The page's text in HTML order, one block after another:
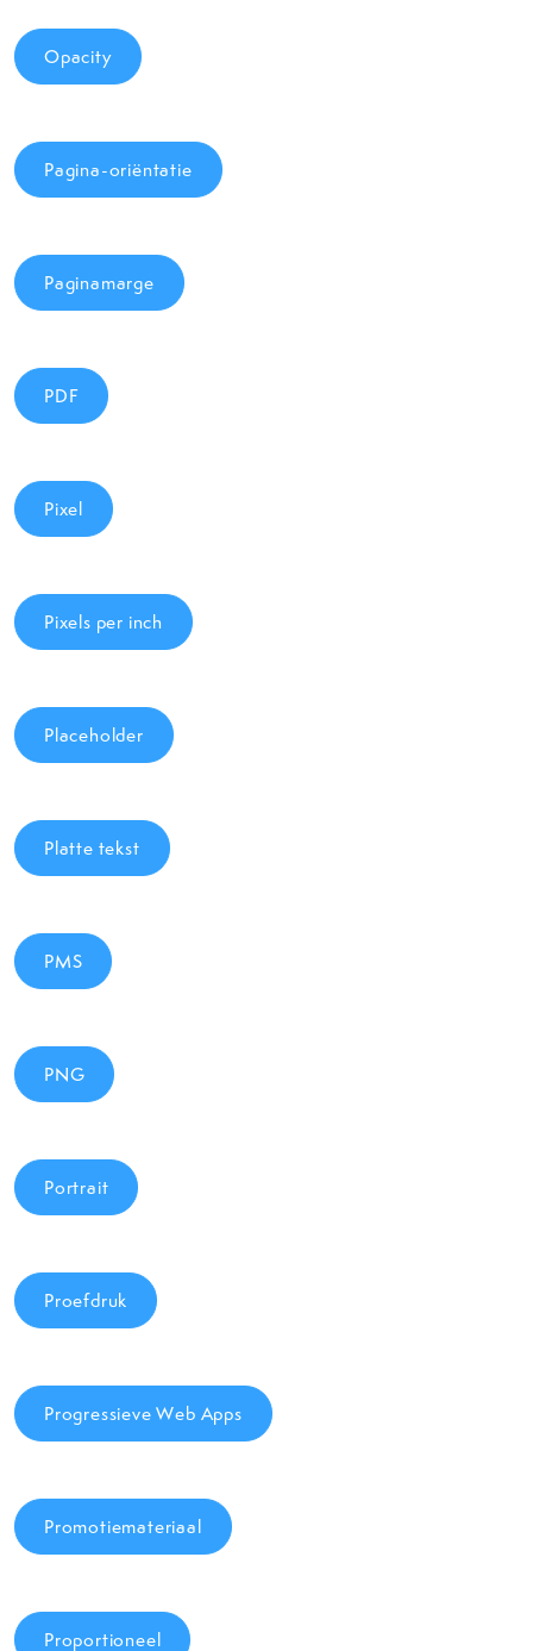
Opacity
Pagina-oriëntatie
Paginamarge
PDF
Pixel
Pixels per inch
Placeholder
Platte tekst
PMS
PNG
Portrait
Proefdruk
Progressieve Web Apps
Promotiemateriaal
Proportioneel